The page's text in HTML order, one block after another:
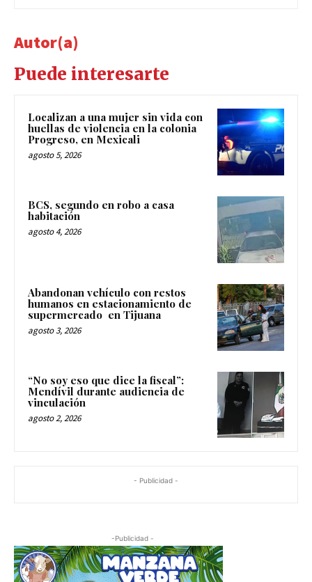
Autor(a)
Puede interesarte
Localizan a una mujer sin vida con
huellas de violencia en la colonia
Progreso, en Mexicali
agosto 5, 2026
BCS, segundo en robo a casa
habitación
agosto 4, 2026
Abandonan vehículo con restos
humanos en estacionamiento de
supermercado en Tijuana
agosto 3, 2026
“No soy eso que dice la fiscal”:
Mendívil durante audiencia de
vinculación
agosto 2, 2026
- Publicidad -
-Publicidad -